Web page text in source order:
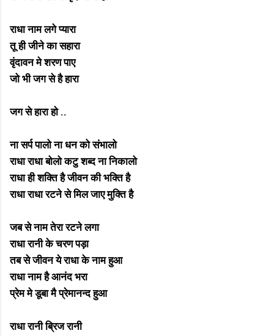
राधा नाम लगे प्यारा
तू ही जीने का सहारा
वृंदावन मे शरण पाए
जो भी जग से है हारा
जग से हारा हो ..
ना सर्प पालो ना धन को संभालो
राधा राधा बोलो कटु शब्द ना निकालो
राधा ही शक्ति है जीवन की भक्ति है
राधा राधा रटने से मिल जाए मुक्ति है
जब से नाम तेरा रटने लगा
राधा रानी के चरण पड़ा
तब से जीवन ये राधा के नाम हुआ
राधा नाम है आनंद भरा
प्रेम मे डूबा मै प्रेमानन्द हुआ
राधा रानी ब्रिज रानी